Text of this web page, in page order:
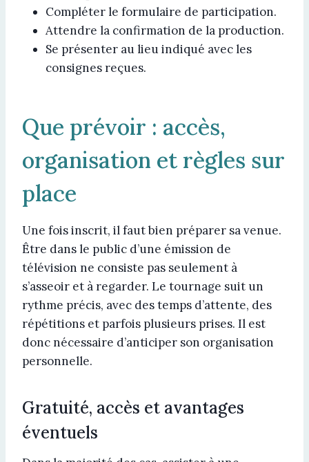
Compléter le formulaire de participation.
Attendre la confirmation de la production.
Se présenter au lieu indiqué avec les
consignes reçues.
Que prévoir : accès,
organisation et règles sur
place
Une fois inscrit, il faut bien préparer sa venue.
Être dans le public d’une émission de
télévision ne consiste pas seulement à
s’asseoir et à regarder. Le tournage suit un
rythme précis, avec des temps d’attente, des
répétitions et parfois plusieurs prises. Il est
donc nécessaire d’anticiper son organisation
personnelle.
Gratuité, accès et avantages
éventuels